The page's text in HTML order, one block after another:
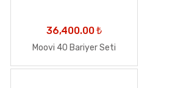
36,400.00₺
Moovi 40 Bariyer Seti